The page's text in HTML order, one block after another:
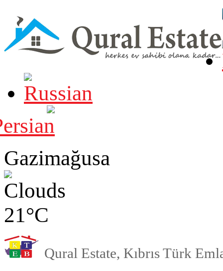
Gazimağusa
21°C
Qural Estate, Kıbrıs Türk